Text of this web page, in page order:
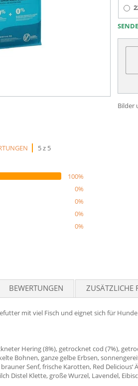
Bilder
5 z 5
100%
0%
0%
0%
0%
BEWERTUNGEN ZUSÄTZLICHE
mit viel Fisch und eignet sich für
Hering (8%), getrocknet cod (7%),
Bohnen, ganze gelbe Erbsen,
Senf, frische Karotten, Red
Distel Klette, große Wurzel, Lavendel,